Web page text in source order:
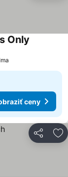
Only
ceny
Zdieľať